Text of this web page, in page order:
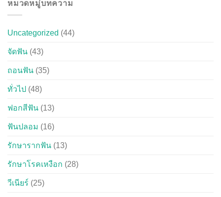
หมวดหมู่บทความ
Uncategorized (44)
จัดฟัน (43)
ถอนฟัน (35)
ทั่วไป (48)
ฟอกสีฟัน (13)
ฟันปลอม (16)
รักษารากฟัน (13)
รักษาโรคเหงือก (28)
วีเนียร์ (25)